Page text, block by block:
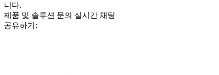
니다.
제품 및 솔루션 문의 실시간 채팅
공유하기: